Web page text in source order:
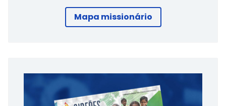
Mapa missionário